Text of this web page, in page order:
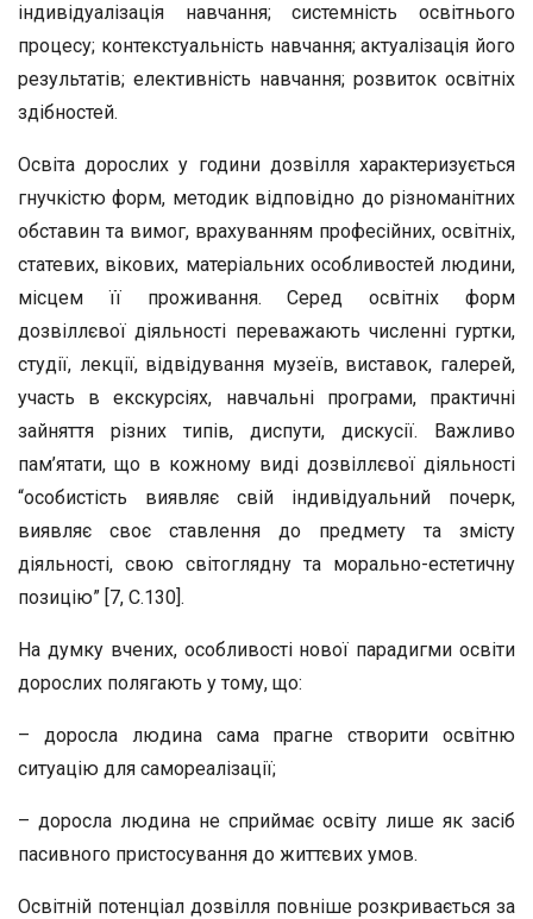
індивідуалізація навчання; системність освітнього
процесу; контекстуальність навчання; актуалізація його
результатів; елективність навчання; розвиток освітніх
здібностей.
Освіта дорослих у години дозвілля характеризується
гнучкістю форм, методик відповідно до різноманітних
обставин та вимог, врахуванням професійних, освітніх,
статевих, вікових, матеріальних особливостей людини,
місцем її проживання. Серед освітніх форм
дозвіллєвої діяльності переважають численні гуртки,
студії, лекції, відвідування музеїв, виставок, галерей,
участь в екскурсіях, навчальні програми, практичні
зайняття різних типів, диспути, дискусії. Важливо
пам’ятати, що в кожному виді дозвіллєвої діяльності
“особистість виявляє свій індивідуальний почерк,
виявляє своє ставлення до предмету та змісту
діяльності, свою світоглядну та морально-естетичну
позицію” [7, С.130].
На думку вчених, особливості нової парадигми освіти
дорослих полягають у тому, що:
– доросла людина сама прагне створити освітню
ситуацію для самореалізації;
– доросла людина не сприймає освіту лише як засіб
пасивного пристосування до життєвих умов.
Освітній потенціал дозвілля повніше розкривається за